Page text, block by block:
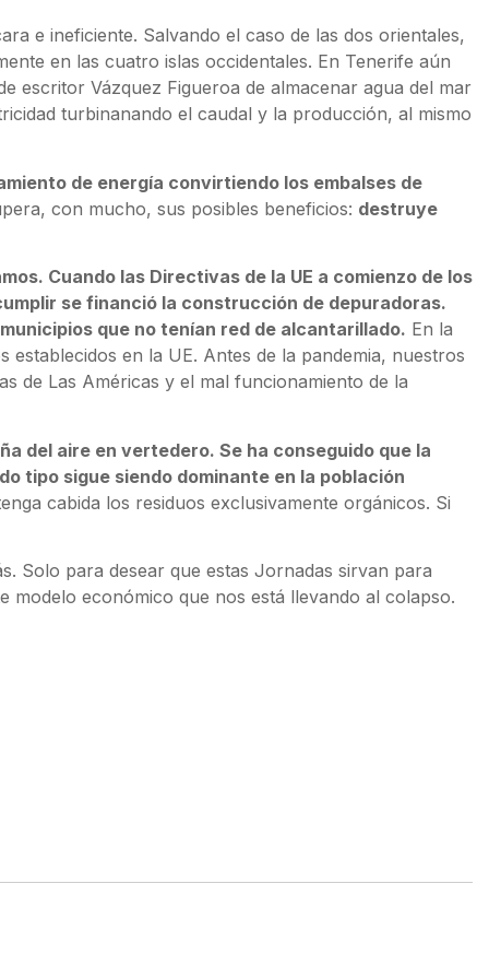
e ineficiente. Salvando el caso de las dos orientales,
en las cuatro islas occidentales. En Tenerife aún
escritor Vázquez Figueroa de almacenar agua del mar
turbinanando el caudal y la producción, al mismo
de energía convirtiendo los embalses de
con mucho, sus posibles beneficios: destruye
Cuando las Directivas de la UE a comienzo de los
se financió la construcción de depuradoras.
que no tenían red de alcantarillado. En la
en la UE. Antes de la pandemia, nuestros
de Las Américas y el mal funcionamiento de la
del aire en vertedero. Se ha conseguido que la
tipo sigue siendo dominante en la población
cabida los residuos exclusivamente orgánicos. Si
Solo para desear que estas Jornadas sirvan para
económico que nos está llevando al colapso.